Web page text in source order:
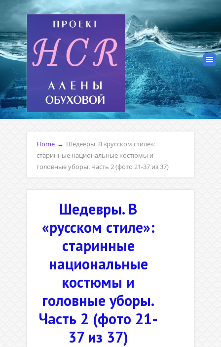
Home → Шедевры. В «русском стиле»:
старинные национальные костюмы и
головные уборы. Часть 2 (фото 21-37 из 37)
Шедевры. В
«русском стиле»:
старинные
национальные
костюмы и
головные уборы.
Часть 2 (фото 21-
37 из 37)